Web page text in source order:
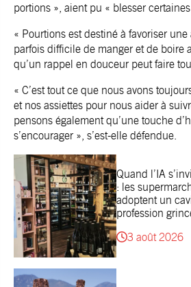
portions », aient pu « blesser certaines
« Pourtions est destiné à favoriser
parfois difficile de manger et de boire
qu’un rappel en douceur peut faire
« C’est tout ce que nous avons
et nos assiettes pour nous aider à
pensons également qu’une touche
s’encourager », s’est-elle défendue.
Quand l’IA
: les
adoptent un
profession
3 août 2026